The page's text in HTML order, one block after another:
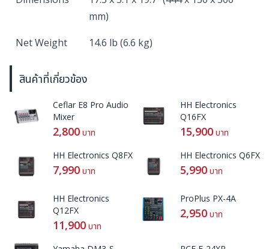
mm)
Net Weight
14.6 lb (6.6 kg)
สินค้าที่เกี่ยวข้อง
Ceflar E8 Pro Audio
Mixer
2,800 บาท
HH Electronics
Q16FX
15,900 บาท
HH Electronics Q8FX
7,990 บาท
HH Electronics Q6FX
5,990 บาท
HH Electronics
Q12FX
11,900 บาท
ProPlus PX-4A
2,950 บาท